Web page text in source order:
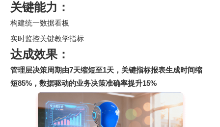
关键能力：
构建统一数据看板
实时监控关键教学指标
达成效果：
管理层决策周期由7天缩短至1天 ， 关键指标报表生成时间缩
短85% ，数据驱动的业务决策准确率提升15%